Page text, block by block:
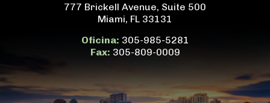
777 Brickell Avenue, Suite 500
Miami, FL 33131
Oficina: 305-985-5281
Fax: 305-809-0009